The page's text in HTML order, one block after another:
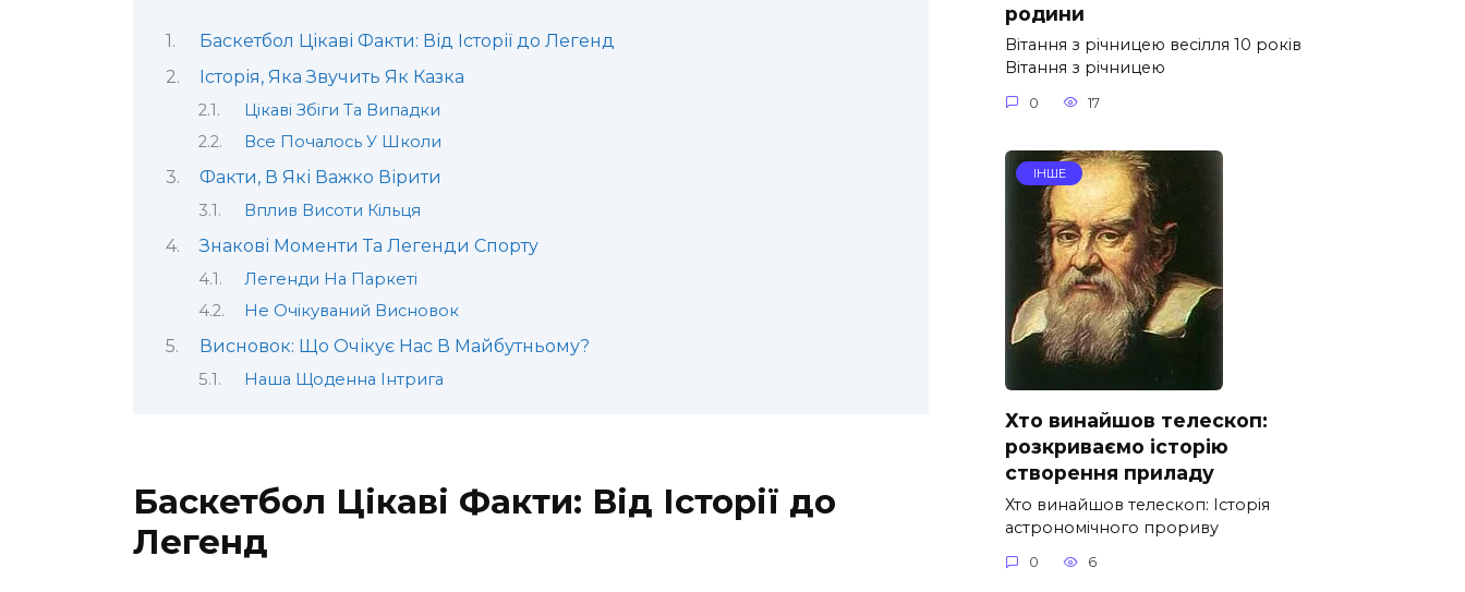
Баскетбол Цікаві Факти: Від Історії до Легенд
Історія, Яка Звучить Як Казка
Цікаві Збіги Та Випадки
Все Почалось У Школи
Факти, В Які Важко Вірити
Вплив Висоти Кільця
Знакові Моменти Та Легенди Спорту
Легенди На Паркеті
Не Очікуваний Висновок
Висновок: Що Очікує Нас В Майбутньому?
Наша Щоденна Інтрига
Баскетбол Цікаві Факти: Від Історії до
Легенд
родини
Вітання з річницею весілля 10 років
Вітання з річницею
0 17
ІНШЕ
Хто винайшов телескоп:
розкриваємо історію
створення приладу
Хто винайшов телескоп: Історія
астрономічного прориву
0 6